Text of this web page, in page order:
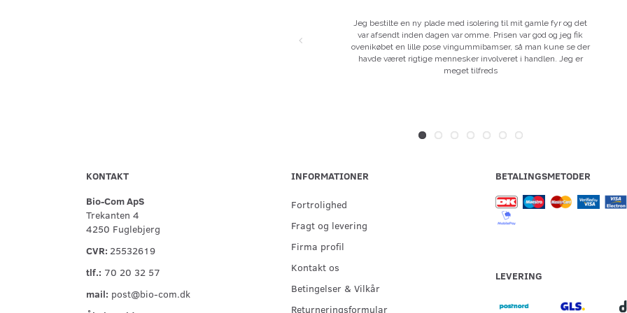
Jeg bestilte en ny plade med isolering til mit gamle fyr og det
var afsendt inden dagen var omme. Prisen var god og jeg fik
ovenikøbet en lille pose vingummibamser, så man kune se der
havde været rigtige mennesker involveret i handlen. Jeg er
meget tilfreds
KONTAKT
Bio-Com ApS
Trekanten 4
4250 Fuglebjerg
CVR: 25532619
tlf.: 70 20 32 57
mail: post@bio-com.dk
INFORMATIONER
Fortrolighed
Fragt og levering
Firma profil
Kontakt os
Betingelser & Vilkår
Returneringsformular
BETALINGSMETODER
LEVERING